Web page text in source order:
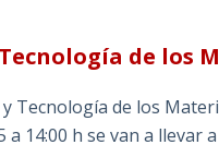
de los
Tecnología de los
14:00 h se van a llevar